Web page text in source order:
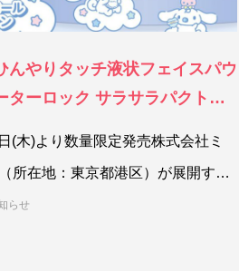
んやりタッチ液状フェイスパウ
ターロック サラサラパクト
(木)より数量限定発売株式会社ミ
所在地：東京都港区）が展開す
ブランド「A’
らせ